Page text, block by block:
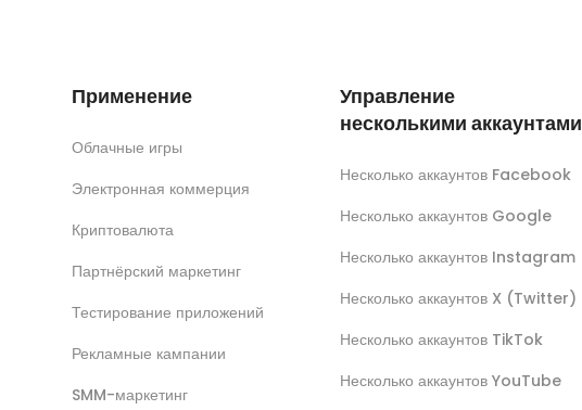
Применение
Облачные игры
Электронная коммерция
Криптовалюта
Партнёрский маркетинг
Тестирование приложений
Рекламные кампании
SMM-маркетинг
Управление
несколькими аккаунтами
Несколько аккаунтов Facebook
Несколько аккаунтов Google
Несколько аккаунтов Instagram
Несколько аккаунтов X (Twitter)
Несколько аккаунтов TikTok
Несколько аккаунтов YouTube